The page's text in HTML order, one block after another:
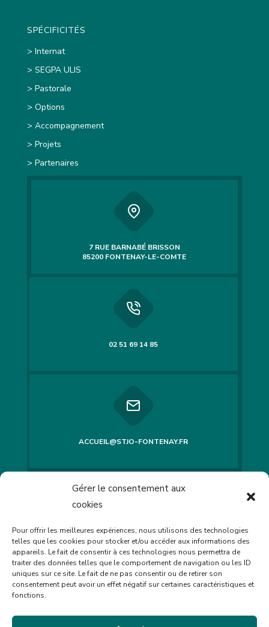
Gérer le consentement aux
cookies
Pour offrir les meilleures expériences, nous utilisons des technologies
telles que les cookies pour stocker et/ou accéder aux informations des
appareils. Le fait de consentir à ces technologies nous permettra de
traiter des données telles que le comportement de navigation ou les ID
uniques sur ce site. Le fait de ne pas consentir ou de retirer son
consentement peut avoir un effet négatif sur certaines caractéristiques et
fonctions.
SPÉCIFICITÉS
> Internat
> SEGPA ULIS
> Pastorale
> Options
> Accompagnement
> Projets
> Partenaires
7 RUE BARNABÉ BRISSON
85200 FONTENAY-LE-COMTE
02 51 69 14 85
ACCUEIL@STJO-FONTENAY.FR
LES OUTILS